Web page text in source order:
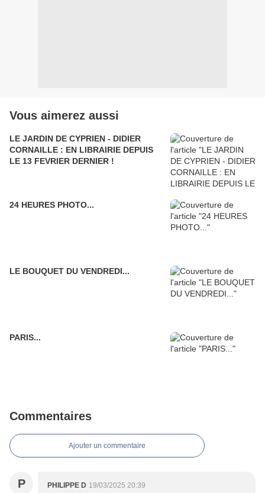
Vous aimerez aussi
LE JARDIN DE CYPRIEN - DIDIER
CORNAILLE : EN LIBRAIRIE DEPUIS
LE 13 FEVRIER DERNIER !
24 HEURES PHOTO...
LE BOUQUET DU VENDREDI...
PARIS...
Commentaires
Ajouter un commentaire
P PHILIPPE D 19/03/2025 20:39